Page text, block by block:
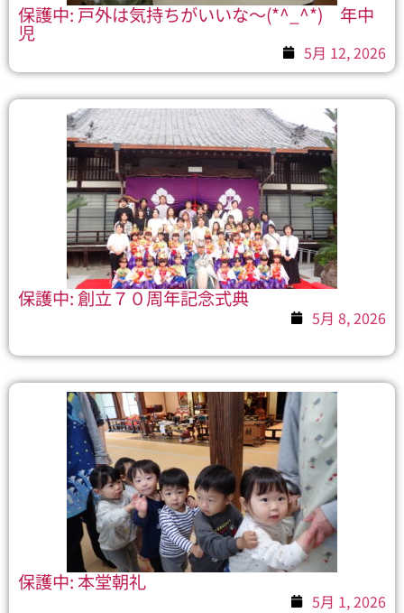
保護中: 戸外は気持ちがいいな～(*^_^*) 年中
児
5月 12, 2026
保護中: 創立７０周年記念式典
5月 8, 2026
保護中: 本堂朝礼
5月 1, 2026